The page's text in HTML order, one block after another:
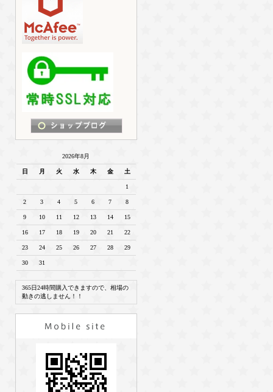
2026年8月
日 月 火 水 木 金 土
1
2 3 4 5 6 7 8
9 10 11 12 13 14 15
16 17 18 19 20 21 22
23 24 25 26 27 28 29
30 31
365日24時間購入できますので、相場の
動きの逃しません！！